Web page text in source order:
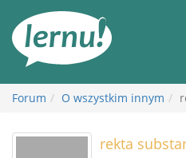
Forum O wszystkim innym
rekta